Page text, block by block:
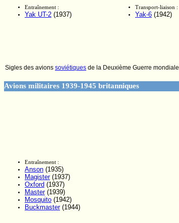
Entraînement :
Yak UT-2 (1937)
Transport-liaison :
Yak-6 (1942)
Sigles des avions soviétiques de la Deuxième Guerre mondiale
Avions militaires 1939-1945 britanniques
Entraînement :
Anson (1935)
Magister(1937)
Oxford (1937)
Master(1939)
Mosquito (1942)
Buckmaster(1944)